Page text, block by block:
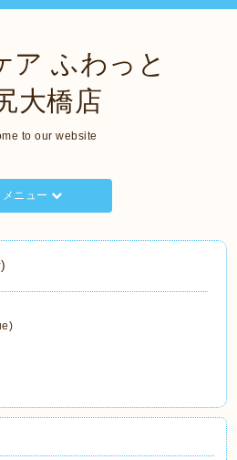
ア ふわっと
大橋店
to our website
メニュー